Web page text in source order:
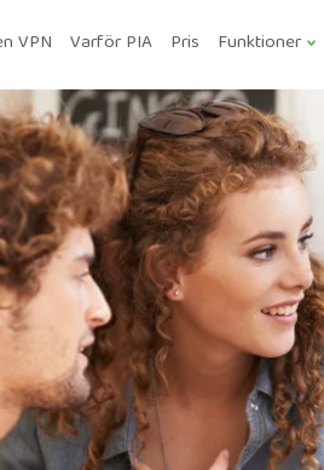
VPN Varför PIA Pris Funktioner